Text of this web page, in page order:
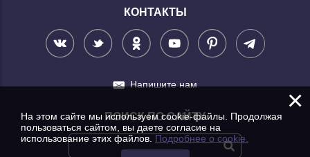
КОНТАКТЫ
Напишите нам
ПОИСК ПО САЙТУ
×
На этом сайте мы используем cookie-файлы. Продолжая
пользоваться сайтом, вы даете согласие на
использование этих файлов. Подробнее о cookie.